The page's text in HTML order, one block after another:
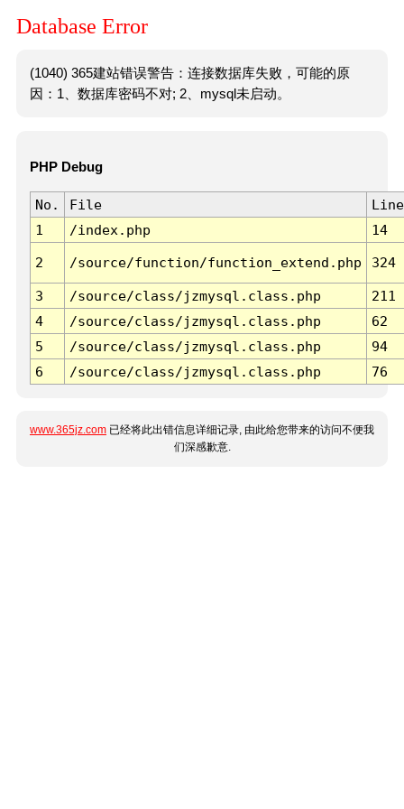
Database Error
(1040) 365建站错误警告：连接数据库失败，可能的原
因：1、数据库密码不对; 2、mysql未启动。
PHP Debug
No. File
Line
1
/index.php 14
2 /source/function/function_extend.php 324
3 /source/class/jzmysql.class.php
211
4
/source/class/jzmysql.class.php
62
5
/source/class/jzmysql.class.php
94
6
/source/class/jzmysql.class.php 76
www.365jz.com 已经将此出错信息详细记录, 由此给您带来的访问不便我
们深感歉意.